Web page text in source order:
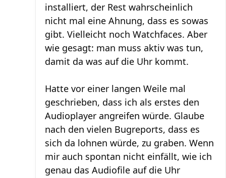
installiert, der Rest wahrscheinlich
nicht mal eine Ahnung, dass es sowas
gibt. Vielleicht noch Watchfaces. Aber
wie gesagt: man muss aktiv was tun,
damit da was auf die Uhr kommt.
Hatte vor einer langen Weile mal
geschrieben, dass ich als erstes den
Audioplayer angreifen würde. Glaube
nach den vielen Bugreports, dass es
sich da lohnen würde, zu graben. Wenn
mir auch spontan nicht einfällt, wie ich
genau das Audiofile auf die Uhr